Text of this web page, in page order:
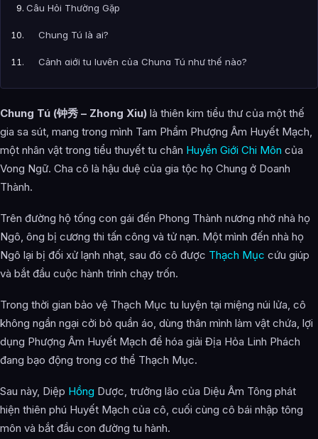
Câu Hỏi Thường Gặp
Chung Tú là ai?
Cảnh giới tu luyện của Chung Tú như thế nào?
Chung Tú xuất hiện trong tác phẩm nào?
Thông tin về Chung Tú được tổng hợp từ đâu?
Chung Tú (钟秀 – Zhong Xiu) là thiên kim tiểu thư của một thế
gia sa sút, mang trong mình Tam Phẩm Phượng Âm Huyết Mạch,
một nhân vật trong tiểu thuyết tu chân Huyền Giới Chi Môn của
Vong Ngữ. Cha cô là hậu duệ của gia tộc họ Chung ở Doanh
Thành.
Trên đường hộ tống con gái đến Phong Thành nương nhờ nhà họ
Ngô, ông bị cương thi tấn công và tử nạn. Một mình đến nhà họ
Ngô lại bị đối xử lạnh nhạt, sau đó cô được Thạch Mục cứu giúp
và bắt đầu cuộc hành trình chạy trốn.
Trong thời gian bảo vệ Thạch Mục tu luyện tại miệng núi lửa, cô
không ngần ngại cởi bỏ quần áo, dùng thân mình làm vật chứa, lợi
dụng Phượng Âm Huyết Mạch để hóa giải Địa Hỏa Linh Phách
đang bạo động trong cơ thể Thạch Mục.
Sau này, Diệp Hồng Dược, trưởng lão của Diệu Âm Tông phát
hiện thiên phú Huyết Mạch của cô, cuối cùng cô bái nhập tông
môn và bắt đầu con đường tu hành.